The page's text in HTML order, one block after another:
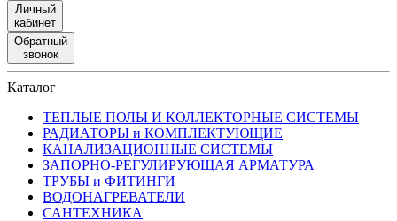
Личный
кабинет
Обратный
звонок
Каталог
ТЕПЛЫЕ ПОЛЫ И КОЛЛЕКТОРНЫЕ СИСТЕМЫ
РАДИАТОРЫ и КОМПЛЕКТУЮЩИЕ
КАНАЛИЗАЦИОННЫЕ СИСТЕМЫ
ЗАПОРНО-РЕГУЛИРУЮЩАЯ АРМАТУРА
ТРУБЫ и ФИТИНГИ
ВОДОНАГРЕВАТЕЛИ
САНТЕХНИКА